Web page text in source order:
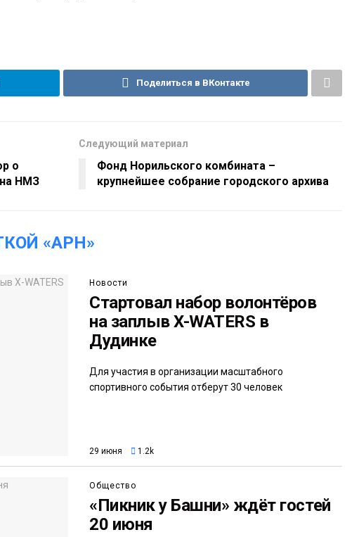
Поделиться в ВКонтакте
о
на НМЗ
Следующий материал
Фонд Норильского комбината –
крупнейшее собрание городского архива
«АРН»
Новости
Стартовал набор волонтёров
на заплыв X-WATERS в
Дудинке
Для участия в организации масштабного
спортивного события отберут 30 человек
29 июня 1.2k
Общество
«Пикник у Башни» ждёт гостей
20 июня